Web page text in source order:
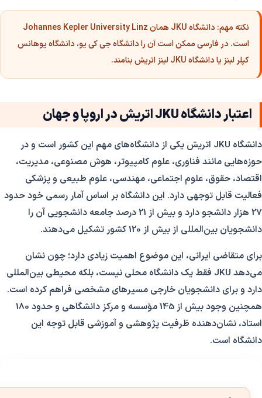
نکته مهم:
دانشگاه JKU همان Johannes Kepler University Linz
است. در فارسی ممکن است آن را دانشگاه جی کی یو، دانشگاه یوهانس
کپلر لینز یا دانشگاه JKU لینز اتریش بنامند.
اعتبار دانشگاه JKU اتریش در اروپا و جهان
دانشگاه JKU اتریش یکی از دانشگاه‌های مهم این کشور است و در
حوزه‌هایی مانند فناوری، علوم کامپیوتر، هوش مصنوعی، مدیریت،
اقتصاد، حقوق، علوم اجتماعی، مهندسی، علوم طبیعی و پزشکی
فعالیت قابل توجهی دارد. این دانشگاه بر اساس آمار رسمی خود حدود
27 هزار دانشجو دارد و بیش از 21 درصد جامعه دانشجویی آن را
دانشجویان بین‌المللی از بیش از 120 کشور تشکیل می‌دهند.
برای متقاضی ایرانی، این موضوع اهمیت زیادی دارد؛ چون نشان
می‌دهد JKU فقط یک دانشگاه محلی نیست، بلکه محیطی بین‌المللی
دارد و برای دانشجویان خارجی مسیرهای مشخصی فراهم کرده است.
همچنین وجود بیش از 145 مؤسسه و مرکز دانشگاهی و حدود 180
استاد، نشان‌دهنده ظرفیت پژوهشی و آموزشی قابل توجه این
دانشگاه است.